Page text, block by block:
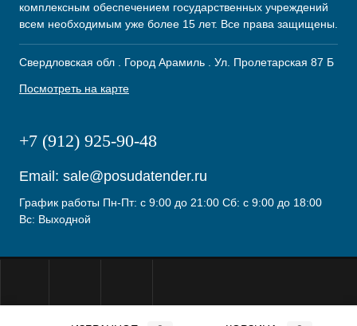
комплексным обеспечением государственных учреждений
всем необходимым уже более 15 лет. Все права защищены.
Свердловская обл . Город Арамиль . Ул. Пролетарская 87 Б
Посмотреть на карте
+7 (912) 925-90-48
Email: sale@posudatender.ru
График работы Пн-Пт: с 9:00 до 21:00 Сб: с 9:00 до 18:00
Вс: Выходной